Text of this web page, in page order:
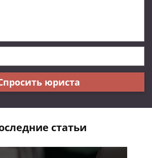
юриста
статьи